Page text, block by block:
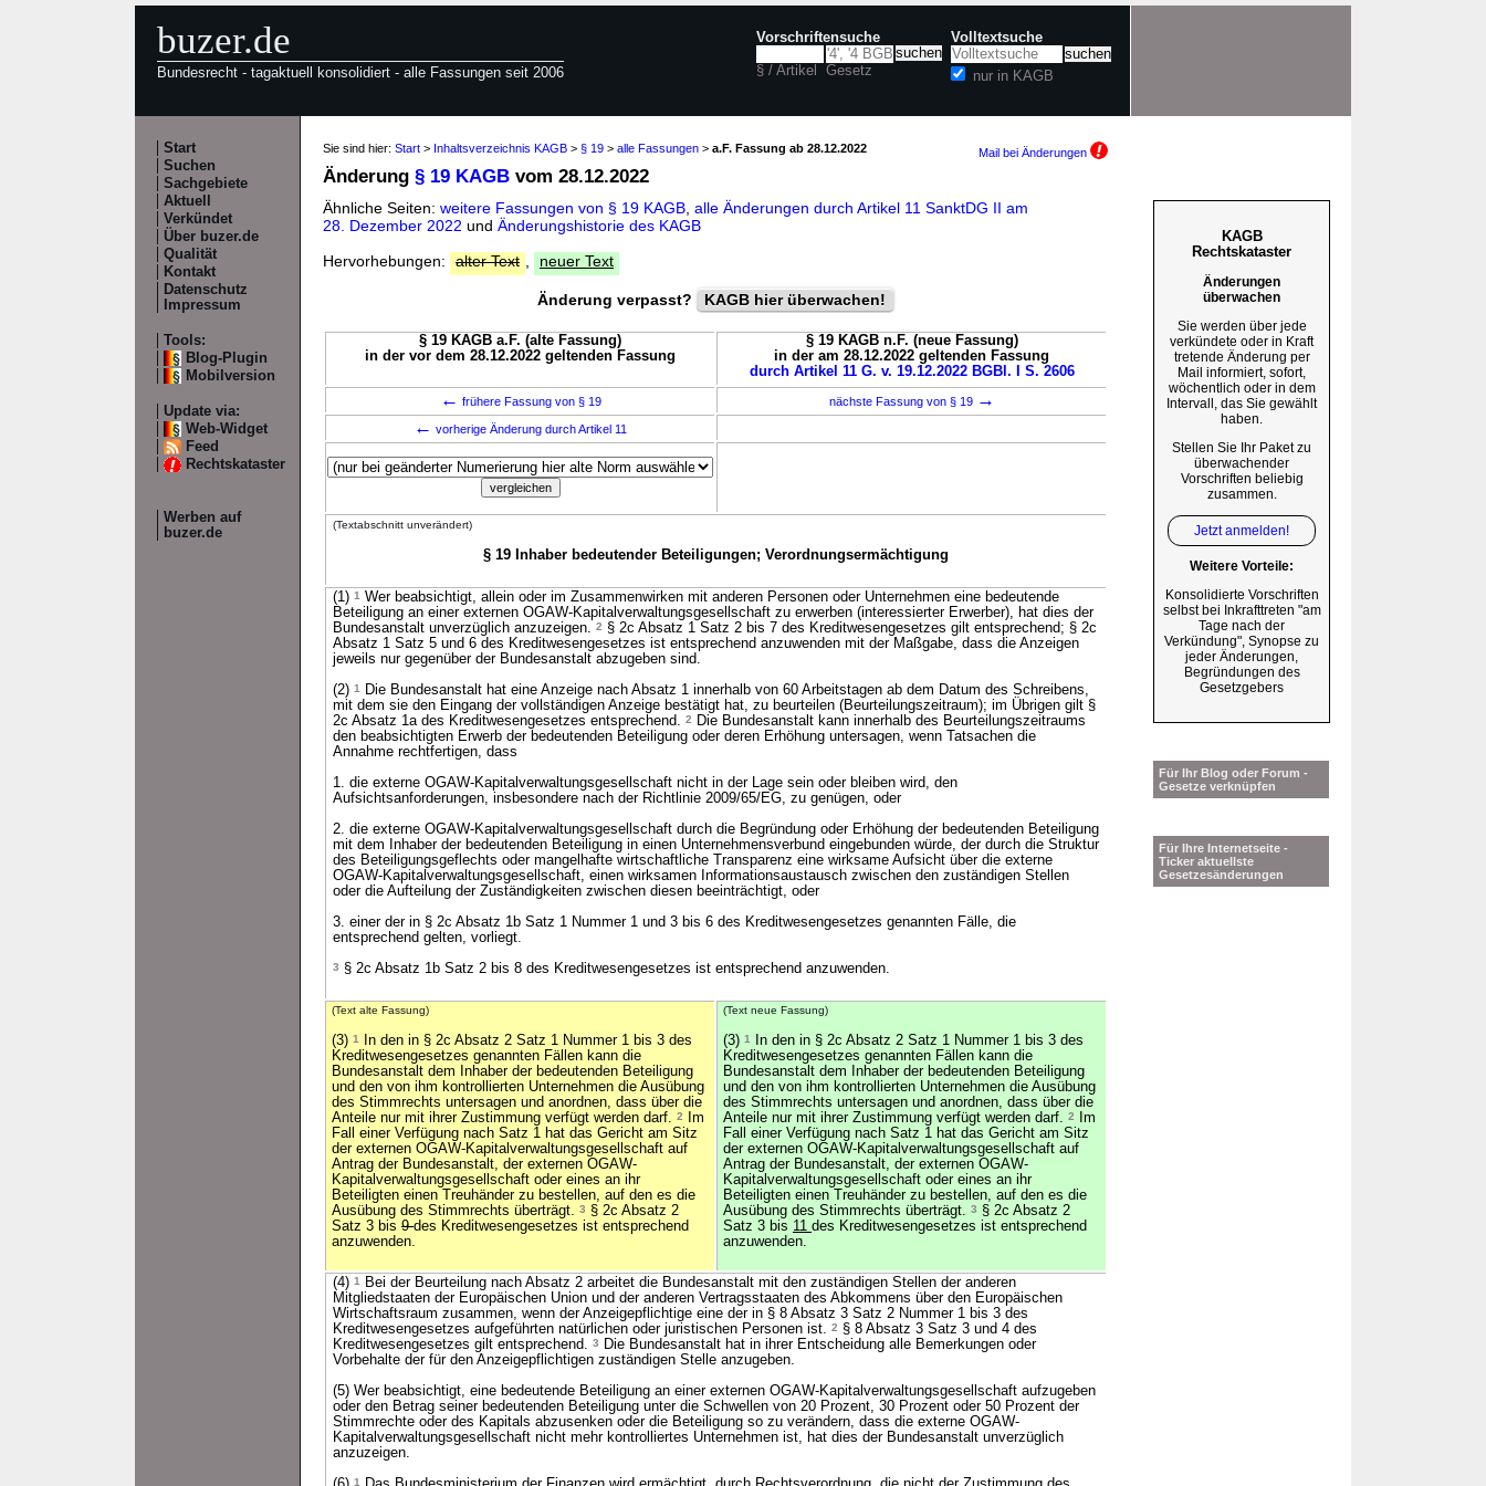
buzer.de
Bundesrecht - tagaktuell konsolidiert - alle Fassungen seit 2006
Vorschriftensuche
§ / Artikel Gesetz
Volltextsuche
nur in KAGB
Start
Suchen
Sachgebiete
Aktuell
Verkündet
Über buzer.de
Qualität
Kontakt
Datenschutz
Impressum
Tools:
Blog-Plugin
Mobilversion
Update via:
Web-Widget
Feed
Rechtskataster
Werben auf
buzer.de
Sie sind hier: Start > Inhaltsverzeichnis KAGB > § 19 > alle Fassungen > a.F. Fassung ab 28.12.2022 Mail bei Änderungen
Änderung § 19 KAGB vom 28.12.2022
Ähnliche Seiten: weitere Fassungen von § 19 KAGB alle Änderungen durch Artikel 11 SanktDG II am
28. Dezember 2022 und Änderungshistorie des KAGB
Hervorhebungen:
alter Text neuer Text
Änderung verpasst? KAGB hier überwachen!
§ 19 KAGB a.F. (alte Fassung)
in der vor dem 28.12.2022 geltenden Fassung
§ 19 KAGB n.F. (neue Fassung)
in der am 28.12.2022 geltenden Fassung
durch Artikel 11 G. v. 19.12.2022 BGBl. I S. 2606
← frühere Fassung von § 19 nächste Fassung von § 19 →
← vorherige Änderung durch Artikel 11
(Textabschnitt unverändert)
§ 19 Inhaber bedeutender Beteiligungen; Verordnungsermächtigung
(1) 1 Wer beabsichtigt, allein oder im Zusammenwirken mit anderen Personen oder Unternehmen eine bedeutende
Beteiligung an einer externen OGAW-Kapitalverwaltungsgesellschaft zu erwerben (interessierter Erwerber), hat dies der
Bundesanstalt unverzüglich anzuzeigen. 2 § 2c Absatz 1 Satz 2 bis 7 des Kreditwesengesetzes gilt entsprechend; § 2c
Absatz 1 Satz 5 und 6 des Kreditwesengesetzes ist entsprechend anzuwenden mit der Maßgabe, dass die Anzeigen
jeweils nur gegenüber der Bundesanstalt abzugeben sind.
(2) 1
Die Bundesanstalt hat eine Anzeige nach Absatz 1 innerhalb von 60 Arbeitstagen ab dem Datum des Schreibens,
mit dem sie den Eingang der vollständigen Anzeige bestätigt hat, zu beurteilen (Beurteilungszeitraum); im Übrigen gilt §
2c Absatz 1a des Kreditwesengesetzes entsprechend. 2
Die Bundesanstalt kann innerhalb des Beurteilungszeitraums
den beabsichtigten Erwerb der bedeutenden Beteiligung oder deren Erhöhung untersagen, wenn Tatsachen die
Annahme rechtfertigen, dass
1. die externe OGAW-Kapitalverwaltungsgesellschaft nicht in der Lage sein oder bleiben wird, den
Aufsichtsanforderungen, insbesondere nach der Richtlinie 2009/65/EG, zu genügen, oder
2. die externe OGAW-Kapitalverwaltungsgesellschaft durch die Begründung oder Erhöhung der bedeutenden Beteiligung
mit dem Inhaber der bedeutenden Beteiligung in einen Unternehmensverbund eingebunden würde, der durch die Struktur
des Beteiligungsgeflechts oder mangelhafte wirtschaftliche Transparenz eine wirksame Aufsicht über die externe
OGAW-Kapitalverwaltungsgesellschaft, einen wirksamen Informationsaustausch zwischen den zuständigen Stellen
oder die Aufteilung der Zuständigkeiten zwischen diesen beeinträchtigt, oder
3. einer der in § 2c Absatz 1b Satz 1 Nummer 1 und 3 bis 6 des Kreditwesengesetzes genannten Fälle, die
entsprechend gelten, vorliegt.
3 § 2c Absatz 1b Satz 2 bis 8 des Kreditwesengesetzes ist entsprechend anzuwenden.
(Text alte Fassung)
(3) 1
In den in § 2c Absatz 2 Satz 1 Nummer 1 bis 3 des
Kreditwesengesetzes genannten Fällen kann die
Bundesanstalt dem Inhaber der bedeutenden Beteiligung
und den von ihm kontrollierten Unternehmen die Ausübung
des Stimmrechts untersagen und anordnen, dass über die
Anteile nur mit ihrer Zustimmung verfügt werden darf. 2
Im
Fall einer Verfügung nach Satz 1 hat das Gericht am Sitz
der externen OGAW-Kapitalverwaltungsgesellschaft auf
Antrag der Bundesanstalt, der externen OGAW-
Kapitalverwaltungsgesellschaft oder eines an ihr
Beteiligten einen Treuhänder zu bestellen, auf den es die
Ausübung des Stimmrechts überträgt. 3 § 2c Absatz 2
Satz 3 bis 9des Kreditwesengesetzes ist entsprechend
anzuwenden.
(Text neue Fassung)
(3) 1
In den in § 2c Absatz 2 Satz 1 Nummer 1 bis 3 des
Kreditwesengesetzes genannten Fällen kann die
Bundesanstalt dem Inhaber der bedeutenden Beteiligung
und den von ihm kontrollierten Unternehmen die Ausübung
des Stimmrechts untersagen und anordnen, dass über die
Anteile nur mit ihrer Zustimmung verfügt werden darf. 2
Im
Fall einer Verfügung nach Satz 1 hat das Gericht am Sitz
der externen OGAW-Kapitalverwaltungsgesellschaft auf
Antrag der Bundesanstalt, der externen OGAW-
Kapitalverwaltungsgesellschaft oder eines an ihr
Beteiligten einen Treuhänder zu bestellen, auf den es die
Ausübung des Stimmrechts überträgt. 3 § 2c Absatz 2
Satz 3 bis 11 des Kreditwesengesetzes ist entsprechend
anzuwenden.
(4) 1
Bei der Beurteilung nach Absatz 2 arbeitet die Bundesanstalt mit den zuständigen Stellen der anderen
Mitgliedstaaten der Europäischen Union und der anderen Vertragsstaaten des Abkommens über den Europäischen
Wirtschaftsraum zusammen, wenn der Anzeigepflichtige eine der in § 8 Absatz 3 Satz 2 Nummer 1 bis 3 des
Kreditwesengesetzes aufgeführten natürlichen oder juristischen Personen ist. 2 § 8 Absatz 3 Satz 3 und 4 des
Kreditwesengesetzes gilt entsprechend. 3
Die Bundesanstalt hat in ihrer Entscheidung alle Bemerkungen oder
Vorbehalte der für den Anzeigepflichtigen zuständigen Stelle anzugeben.
(5) Wer beabsichtigt, eine bedeutende Beteiligung an einer externen OGAW-Kapitalverwaltungsgesellschaft aufzugeben
oder den Betrag seiner bedeutenden Beteiligung unter die Schwellen von 20 Prozent, 30 Prozent oder 50 Prozent der
Stimmrechte oder des Kapitals abzusenken oder die Beteiligung so zu verändern, dass die externe OGAW-
Kapitalverwaltungsgesellschaft nicht mehr kontrolliertes Unternehmen ist, hat dies der Bundesanstalt unverzüglich
anzuzeigen.
1
KAGB
Rechtskataster
Änderungen
überwachen
Sie werden über jede
verkündete oder in Kraft
tretende Änderung per
Mail informiert, sofort,
wöchentlich oder in dem
Intervall, das Sie gewählt
haben.
Stellen Sie Ihr Paket zu
überwachender
Vorschriften beliebig
zusammen.
Jetzt anmelden!
Weitere Vorteile:
Konsolidierte Vorschriften
selbst bei Inkrafttreten "am
Tage nach der
Verkündung", Synopse zu
jeder Änderungen,
Begründungen des
Gesetzgebers
Für Ihr Blog oder Forum -
Gesetze verknüpfen
Für Ihre Internetseite -
Ticker aktuellste
Gesetzesänderungen